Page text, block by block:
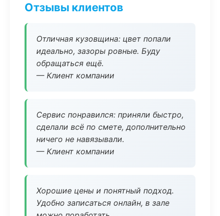
Отзывы клиентов
Отличная кузовщина: цвет попали
идеально, зазоры ровные. Буду
обращаться ещё.
— Клиент компании
Сервис понравился: приняли быстро,
сделали всё по смете, дополнительно
ничего не навязывали.
— Клиент компании
Хорошие цены и понятный подход.
Удобно записаться онлайн, в зале